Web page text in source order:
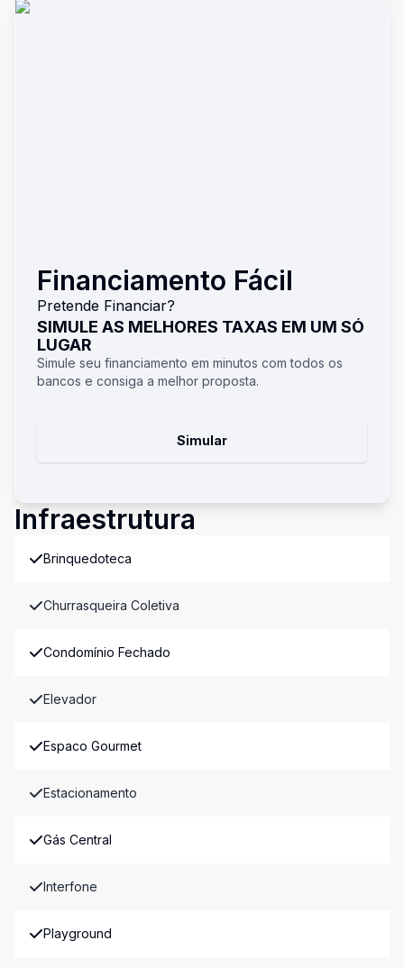
Financiamento Fácil
Pretende Financiar?
SIMULE AS MELHORES TAXAS EM UM SÓ
LUGAR
Simule seu financiamento em minutos com todos os
bancos e consiga a melhor proposta.
Simular
Infraestrutura
Brinquedoteca
Churrasqueira Coletiva
Condomínio Fechado
Elevador
Espaco Gourmet
Estacionamento
Gás Central
Interfone
Playground